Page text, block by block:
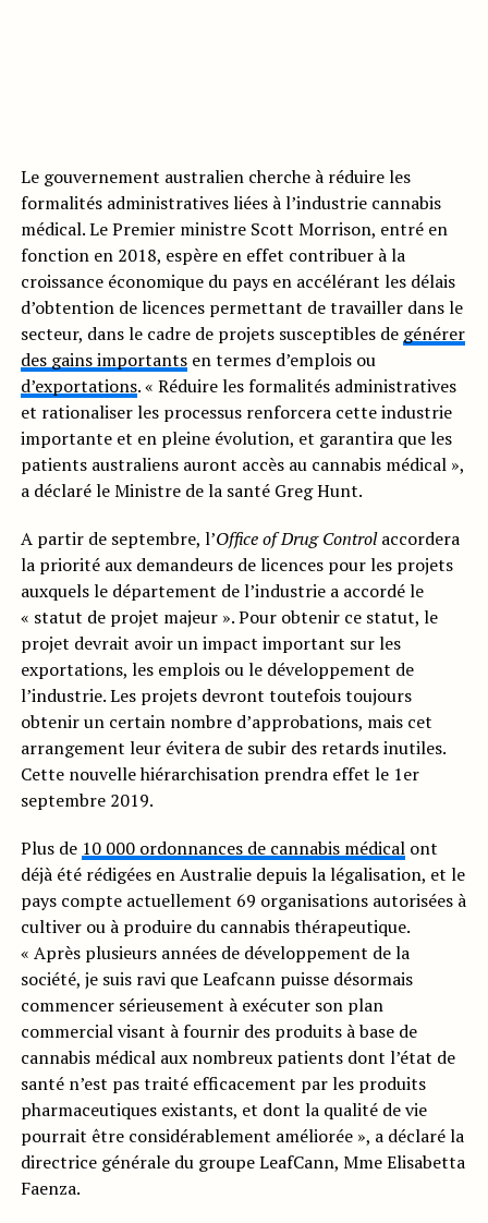
Le gouvernement australien cherche à réduire les
formalités administratives liées à l’industrie cannabis
médical. Le Premier ministre Scott Morrison, entré en
fonction en 2018, espère en effet contribuer à la
croissance économique du pays en accélérant les délais
d’obtention de licences permettant de travailler dans le
secteur, dans le cadre de projets susceptibles de générer
des gains importantsen termes d’emplois ou
d’exportations. « Réduire les formalités administratives
et rationaliser les processus renforcera cette industrie
importante et en pleine évolution, et garantira que les
patients australiens auront accès au cannabis médical »,
a déclaré le Ministre de la santé Greg Hunt.
A partir de septembre, l’Office of Drug Controlaccordera
la priorité aux demandeurs de licences pour les projets
auxquels le département de l’industrie a accordé le
« statut de projet majeur ». Pour obtenir ce statut, le
projet devrait avoir un impact important sur les
exportations, les emplois ou le développement de
l’industrie. Les projets devront toutefois toujours
obtenir un certain nombre d’approbations, mais cet
arrangement leur évitera de subir des retards inutiles.
Cette nouvelle hiérarchisation prendra effet le 1er
septembre 2019.
Plus de 10 000 ordonnances de cannabis médicalont
déjà été rédigées en Australie depuis la légalisation, et le
pays compte actuellement 69 organisations autorisées à
cultiver ou à produire du cannabis thérapeutique.
« Après plusieurs années de développement de la
société, je suis ravi que Leafcann puisse désormais
commencer sérieusement à exécuter son plan
commercial visant à fournir des produits à base de
cannabis médical aux nombreux patients dont l’état de
santé n’est pas traité efficacement par les produits
pharmaceutiques existants, et dont la qualité de vie
pourrait être considérablement améliorée », a déclaré la
directrice générale du groupe LeafCann, Mme Elisabetta
Faenza.